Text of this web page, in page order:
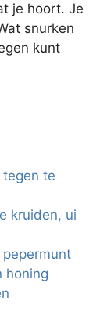
je hoort. Je
snurken
kunt
tegen te
kruiden, ui
honing